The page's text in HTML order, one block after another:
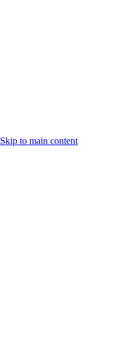
Skip to main content